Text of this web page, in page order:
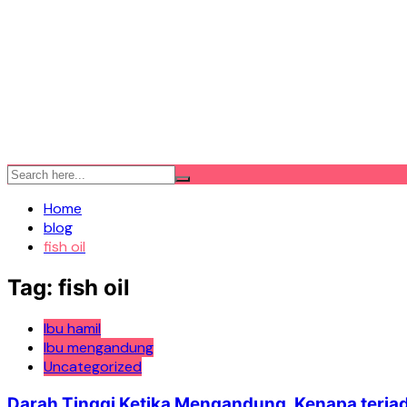
Home
blog
fish oil
Tag: fish oil
Ibu hamil
Ibu mengandung
Uncategorized